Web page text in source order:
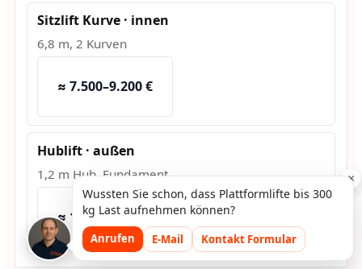
Sitzlift Kurve · innen
6,8 m, 2 Kurven
≈ 7.500–9.200 €
Hublift · außen
1,2 m Hub, Fundament
≈ 10.800–13.500 €
×
Wussten Sie schon, dass Plattformlifte bis 300
kg Last aufnehmen können?
Anrufen E-Mail Kontakt Formular